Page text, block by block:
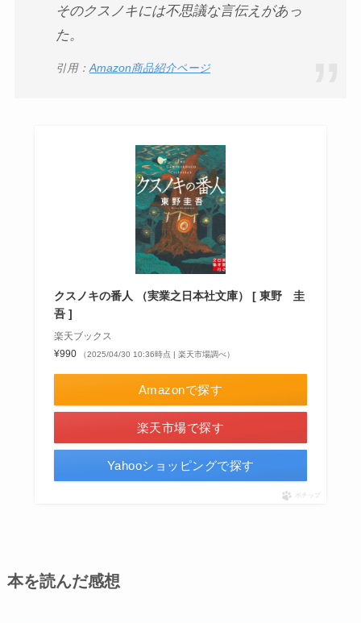
そのクスノキには不思議な言伝えがあっ
た。
引用： Amazon商品紹介ページ
クスノキの番人 （実業之日本社文庫） [ 東野 圭
吾 ]
楽天ブックス
¥990
（2025/04/30 10:36時点 | 楽天市場調べ）
Amazonで探す
楽天市場で探す
Yahooショッピングで探す
ポチップ
本を読んだ感想